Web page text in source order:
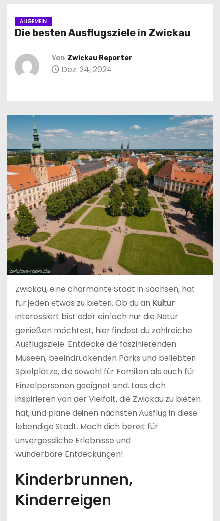
ALLGEMEIN
Die besten Ausflugsziele in Zwickau
Von Zwickau Reporter
Dez. 24, 2024
Zwickau, eine charmante Stadt in Sachsen, hat
für jeden etwas zu bieten. Ob du an Kultur
interessiert bist oder einfach nur die Natur
genießen möchtest, hier findest du zahlreiche
Ausflugsziele. Entdecke die faszinierenden
Museen, beeindruckenden Parks und beliebten
Spielplätze, die sowohl für Familien als auch für
Einzelpersonen geeignet sind. Lass dich
inspirieren von der Vielfalt, die Zwickau zu bieten
hat, und plane deinen nächsten Ausflug in diese
lebendige Stadt. Mach dich bereit für
unvergessliche Erlebnisse und
wunderbare Entdeckungen!
Kinderbrunnen,
Kinderreigen